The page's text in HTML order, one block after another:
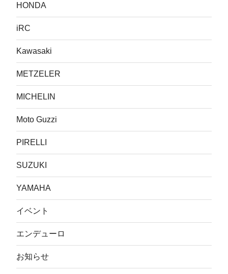
HONDA
iRC
Kawasaki
METZELER
MICHELIN
Moto Guzzi
PIRELLI
SUZUKI
YAMAHA
イベント
エンデューロ
お知らせ